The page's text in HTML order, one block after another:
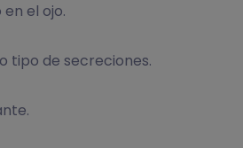
el ojo.
tipo de secreciones.